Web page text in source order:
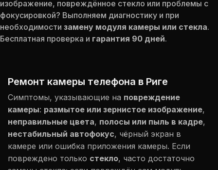
изображение, повреждённое стекло или проблемы с
фокусировкой? Выполняем диагностику и при
необходимости замену модуля камеры или стекла.
Бесплатная проверка и гарантия 90 дней.
Ремонт камеры телефона в Риге
Симптомы, указывающие на повреждение
камеры: размытое или зернистое изображение,
неправильные цвета, полосы или пыль в кадре,
нестабильный автофокус, чёрный экран в
камере или ошибка приложения камеры. Если
повреждено только стекло, часто достаточно